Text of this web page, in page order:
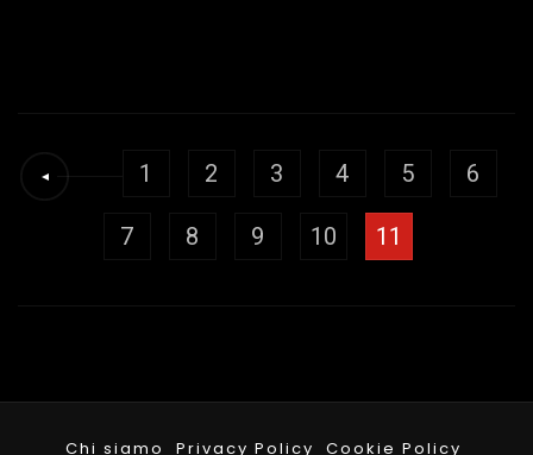
1 2 3 4 5 6
7 8 9 10 11
Chi siamo Privacy Policy Cookie Policy